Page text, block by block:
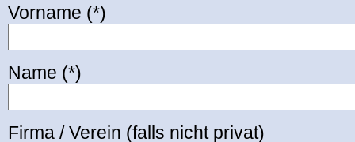
Vorname (*)
Name (*)
Firma / Verein (falls nicht privat)